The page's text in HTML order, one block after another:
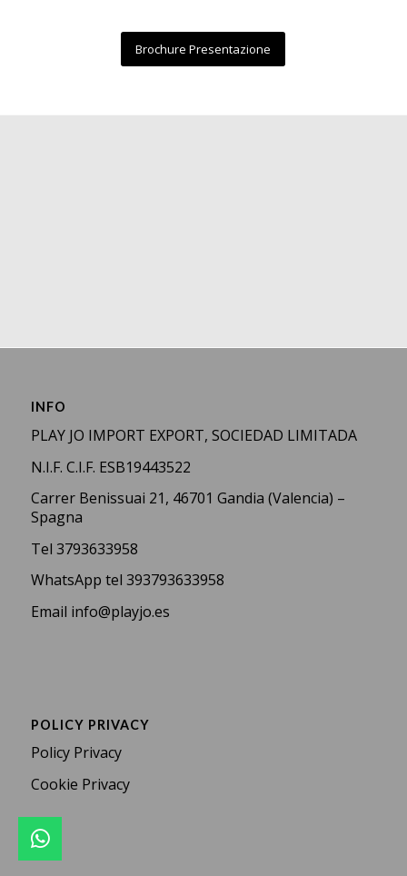
Brochure Presentazione
INFO
PLAY JO IMPORT EXPORT, SOCIEDAD LIMITADA
N.I.F. C.I.F. ESB19443522
Carrer Benissuai 21, 46701 Gandia (Valencia) –
Spagna
Tel 3793633958
WhatsApp tel 393793633958
Email info@playjo.es
POLICY PRIVACY
Policy Privacy
Cookie Privacy